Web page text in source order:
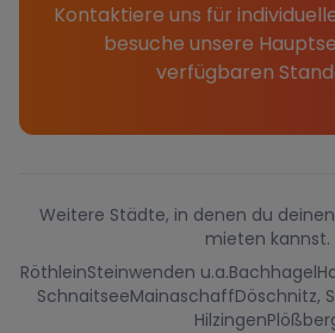
Kontaktiere uns für
besuche unsere
verfügbaren
Weitere Städte, in denen du
mieten kannst.
RöthleinSteinwenden u.a.Bachhagel
SchnaitseeMainaschaffDöschnitz,
Hilzingen